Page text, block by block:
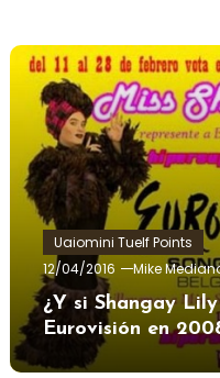
Uaiomini Tuelf Points
12/04/2016
Mike
¿Y si Shangay
Eurovisión en